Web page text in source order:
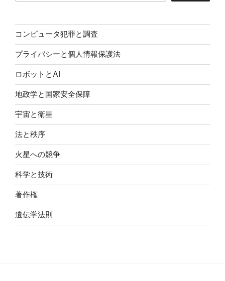
コンピュータ犯罪と調査
プライバシーと個人情報保護法
ロボットとAI
地政学と国家安全保障
宇宙と衛星
法と秩序
火星への競争
科学と技術
著作権
遺伝学法則